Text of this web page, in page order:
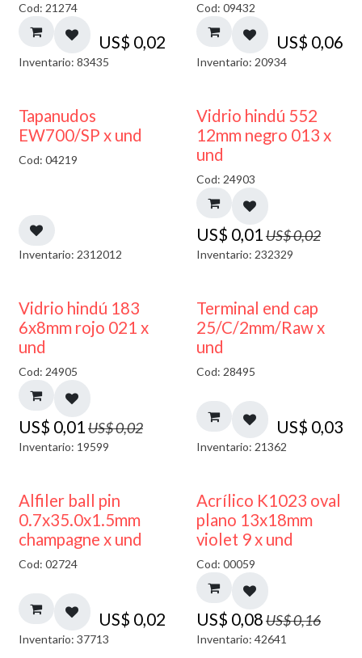
Cod: 21274
US$ 0,02
Inventario: 83435
Cod: 09432
US$ 0,06
Inventario: 20934
50% DESCUENTO
Tapanudos
EW700/SP x und
Cod: 04219
Inventario: 2312012
40% DESCUENTO
Vidrio hindú 552
12mm negro 013 x
und
Cod: 24903
US$ 0,01US$0,02
Inventario: 232329
40% DESCUENTO
Vidrio hindú 183
6x8mm rojo 021 x
und
Cod: 24905
US$ 0,01US$0,02
Inventario: 19599
Terminal end cap
25/C/2mm/Raw x
und
Cod: 28495
US$ 0,03
Inventario: 21362
Alfiler ball pin
0.7x35.0x1.5mm
champagne x und
Cod: 02724
US$ 0,02
Inventario: 37713
50% DESCUENTO
Acrílico K1023 oval
plano 13x18mm
violet 9 x und
Cod: 00059
US$ 0,08US$0,16
Inventario: 42641